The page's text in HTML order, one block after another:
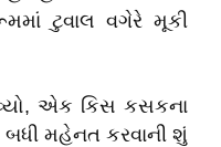
ટુવાલ વગેરે મૂકી
એક કિસ કસકના
મહેનત કરવાની શું